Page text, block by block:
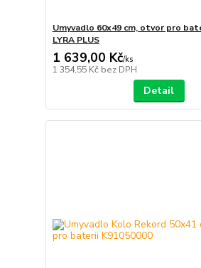
Umyvadlo 60x49 cm, otvor pro
LYRA PLUS
1 639,00 Kč/ks
1 354,55 Kč bez DPH
Detail